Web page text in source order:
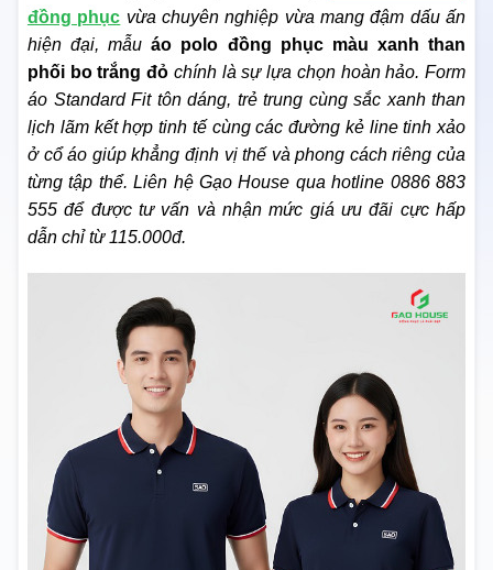
đồng phục vừa chuyên nghiệp vừa mang đậm dấu ấn
hiện đại, mẫuáo polo đồng phục màu xanh than
phối bo trắng đỏ chính là sự lựa chọn hoàn hảo. Form
áo Standard Fit tôn dáng, trẻ trung cùng sắc xanh than
lịch lãm kết hợp tinh tế cùng các đường kẻ line tinh xảo
ở cổ áo giúp khẳng định vị thế và phong cách riêng của
từng tập thể. Liên hệ Gạo House qua hotline 0886 883
555 để được tư vấn và nhận mức giá ưu đãi cực hấp
dẫn chỉ từ 115.000đ.